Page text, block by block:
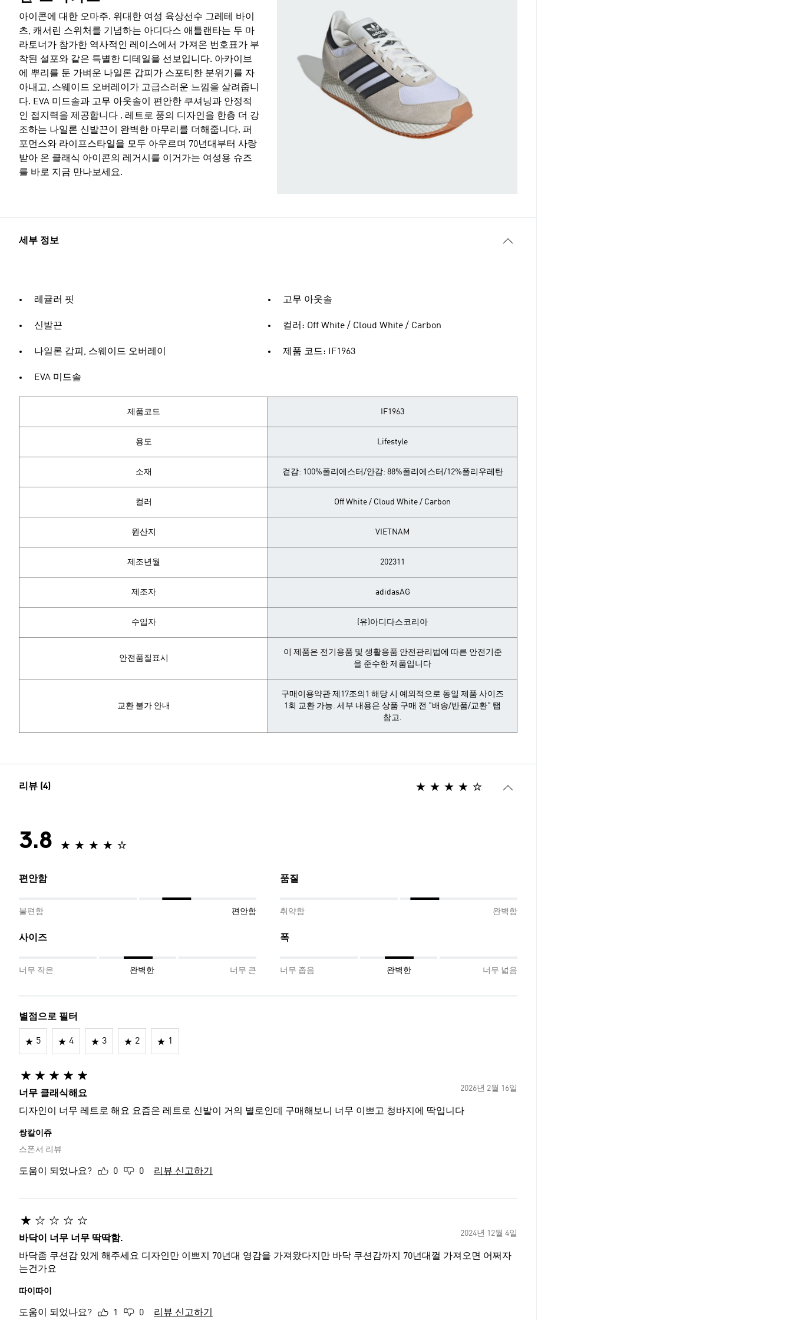
아이콘에 대한 오마주. 위대한 여성 육상선수 그레테 바이
츠, 캐서린 스위처를 기념하는 아디다스 애틀랜타는 두 마
라토너가 참가한 역사적인 레이스에서 가져온 번호표가 부
착된 설포와 같은 특별한 디테일을 선보입니다. 아카이브
에 뿌리를 둔 가벼운 나일론 갑피가 스포티한 분위기를 자
아내고, 스웨이드 오버레이가 고급스러운 느낌을 살려줍니
다. EVA 미드솔과 고무 아웃솔이 편안한 쿠셔닝과 안정적
인 접지력을 제공합니다 . 레트로 풍의 디자인을 한층 더 강
조하는 나일론 신발끈이 완벽한 마무리를 더해줍니다. 퍼
포먼스와 라이프스타일을 모두 아우르며 70년대부터 사랑
받아 온 클래식 아이콘의 레거시를 이거가는 여성용 슈즈
를 바로 지금 만나보세요.
세부 정보
레귤러 핏
신발끈
나일론 갑피, 스웨이드 오버레이
EVA 미드솔
고무 아웃솔
컬러: Off White / Cloud White / Carbon
제품 코드: IF1963
제품코드 IF1963
용도 Lifestyle
소재 겉감: 100%폴리에스터/안감: 88%폴리에스터/12%폴리우레탄
컬러 Off White / Cloud White / Carbon
원산지 VIETNAM
제조년월 202311
제조자 adidasAG
수입자 (유)아디다스코리아
안전품질표시
이 제품은 전기용품 및 생활용품 안전관리법에 따른 안전기준
을 준수한 제품입니다
교환 불가 안내
구매이용약관 제17조의1 해당 시 예외적으로 동일 제품 사이즈
1회 교환 가능. 세부 내용은 상품 구매 전 "배송/반품/교환" 탭
참고.
리뷰 (4)
3.8
편안함
불편함 편안함
품질
취약함 완벽함
사이즈
너무 작은 완벽한 너무 큰
폭
너무 좁음 완벽한 너무 넓음
별점으로 필터
5 4 3 2 1
2026년 2월 16일
너무 클래식해요
디자인이 너무 레트로 해요 요즘은 레트로 신발이 거의 별로인데 구매해보니 너무 이쁘고 청바지에 딱입니다
쌍칼이쥬
스폰서 리뷰
도움이 되었나요? 0 0 리뷰 신고하기
2024년 12월 4일
바닥이 너무 너무 딱딱함.
바닥좀 쿠션감 있게 해주세요 디자인만 이쁘지 70년대 영감을 가져왔다지만 바닥 쿠션감까지 70년대껄 가져오면 어쩌자
는건가요
따이따이
도움이 되었나요? 1 0 리뷰 신고하기